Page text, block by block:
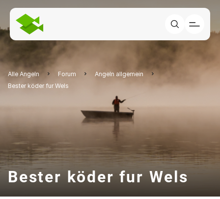
Alle Angeln Forum
Angeln allgemein
Bester köder fur Wels
Bester köder fur Wels